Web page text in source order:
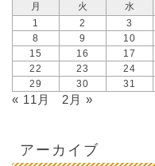
月
火 水
1
2 3
8
9 10
15
16 17
22
23 24
29
30 31
« 11月 2月 »
アーカイブ